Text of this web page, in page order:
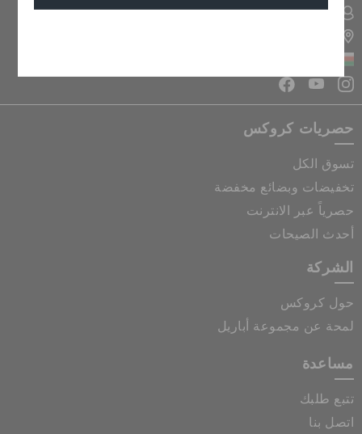
تسجيل الدخول الى حسابي
حصريات كروكس
تسوق الكل
تخفيضات وبضائع مخفضة
حصرياً عبر الانترنت
أحدث الصيحات
الشركة
حول كروكس
لمحة عن مجموعة أباريل
مساعدة
تتبع طلبك
اتصل بنا